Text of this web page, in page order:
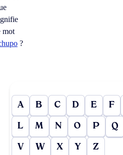
mot
?
A B C D E F
L M N O P Q
V W X Y Z